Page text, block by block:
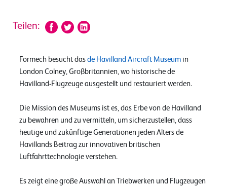
Teilen:
Formech besucht das de Havilland Aircraft Museum in
London Colney, Großbritannien, wo historische de
Havilland-Flugzeuge ausgestellt und restauriert werden.
Die Mission des Museums ist es, das Erbe von de Havilland
zu bewahren und zu vermitteln, um sicherzustellen, dass
heutige und zukünftige Generationen jeden Alters de
Havillands Beitrag zur innovativen britischen
Luftfahrttechnologie verstehen.
Es zeigt eine große Auswahl an Triebwerken und Flugzeugen